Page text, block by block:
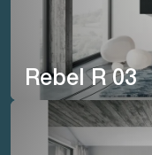
Rebel R 03